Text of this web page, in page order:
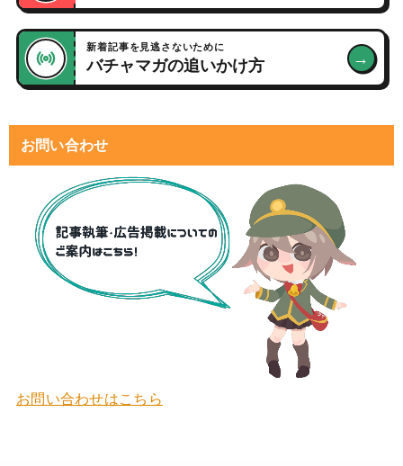
新着記事を見逃さないために
バチャマガの追いかけ方 →
お問い合わせ
お問い合わせはこちら